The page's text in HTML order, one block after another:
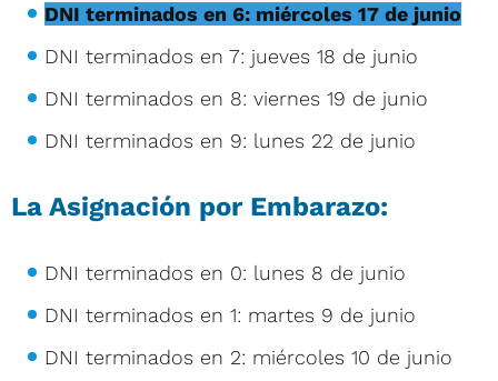
DNI terminados en 6: miércoles 17 de junio
DNI terminados en 7: jueves 18 de junio
DNI terminados en 8: viernes 19 de junio
DNI terminados en 9: lunes 22 de junio
La Asignación por Embarazo:
DNI terminados en 0: lunes 8 de junio
DNI terminados en 1: martes 9 de junio
DNI terminados en 2: miércoles 10 de junio